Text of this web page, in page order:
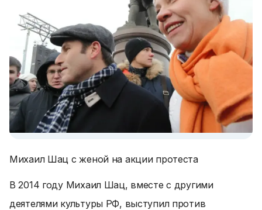
Михаил Шац с женой на акции протеста
В 2014 году Михаил Шац, вместе с другими
деятелями культуры РФ, выступил против